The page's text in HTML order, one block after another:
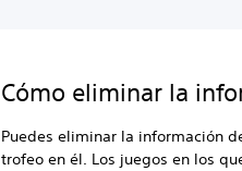
Cómo eliminar la
Puedes eliminar la información
trofeo en él. Los juegos en los